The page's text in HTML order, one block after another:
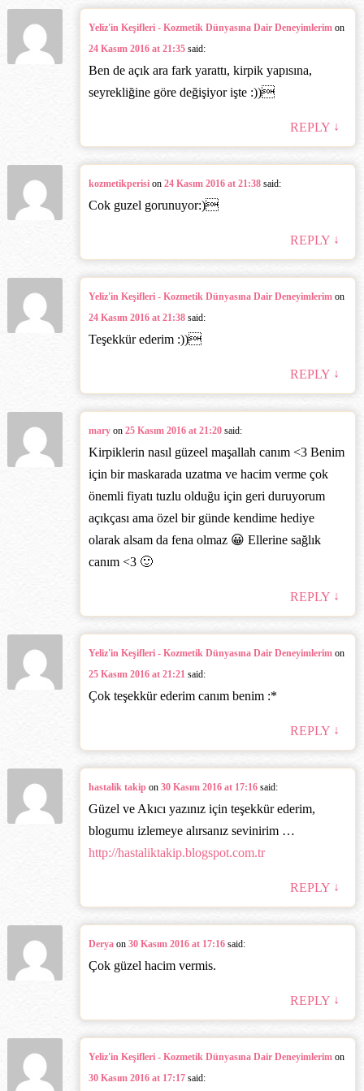
Yeliz'in Keşifleri - Kozmetik Dünyasına Dair Deneyimlerim on
24 Kasım 2016 at 21:35 said:
Ben de açık ara fark yarattı, kirpik yapısına,
seyrekliğine göre değişiyor işte :))‎
REPLY ↓
kozmetikperisi on 24 Kasım 2016 at 21:38 said:
Cok guzel gorunuyor:)‎
REPLY ↓
Yeliz'in Keşifleri - Kozmetik Dünyasına Dair Deneyimlerim on
24 Kasım 2016 at 21:38 said:
Teşekkür ederim :))‎
REPLY ↓
mary on 25 Kasım 2016 at 21:20 said:
Kirpiklerin nasıl güzeel maşallah canım <3 Benim
için bir maskarada uzatma ve hacim verme çok
önemli fiyatı tuzlu olduğu için geri duruyorum
açıkçası ama özel bir günde kendime hediye
olarak alsam da fena olmaz 😀 Ellerine sağlık
canım <3 🙂
REPLY ↓
Yeliz'in Keşifleri - Kozmetik Dünyasına Dair Deneyimlerim on
25 Kasım 2016 at 21:21 said:
Çok teşekkür ederim canım benim :*
REPLY ↓
hastalik takip on 30 Kasım 2016 at 17:16 said:
Güzel ve Akıcı yazınız için teşekkür ederim,
blogumu izlemeye alırsanız sevinirim …
http://hastaliktakip.blogspot.com.tr
REPLY ↓
Derya on 30 Kasım 2016 at 17:16 said:
Çok güzel hacim vermis.
REPLY ↓
Yeliz'in Keşifleri - Kozmetik Dünyasına Dair Deneyimlerim on
30 Kasım 2016 at 17:17 said: